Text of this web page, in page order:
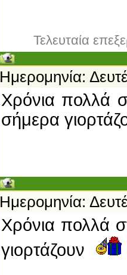
Τελευταία
Ημερομηνία:
Χρόνια πολλά
σήμερα
Ημερομηνία:
Χρόνια πολλά
γιορτάζουν